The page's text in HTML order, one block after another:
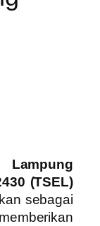
(TSEL)
sebagai